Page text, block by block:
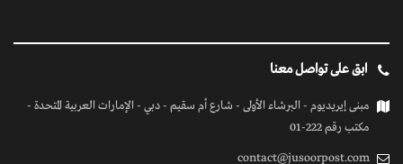
ابق على تواصل معنا
مبنى إيريديوم - البرشاء الأولى - شارع أم سقيم - دبي - الإمارات العربية المتحدة -
مكتب رقم 222-01
contact@jusoorpost.com